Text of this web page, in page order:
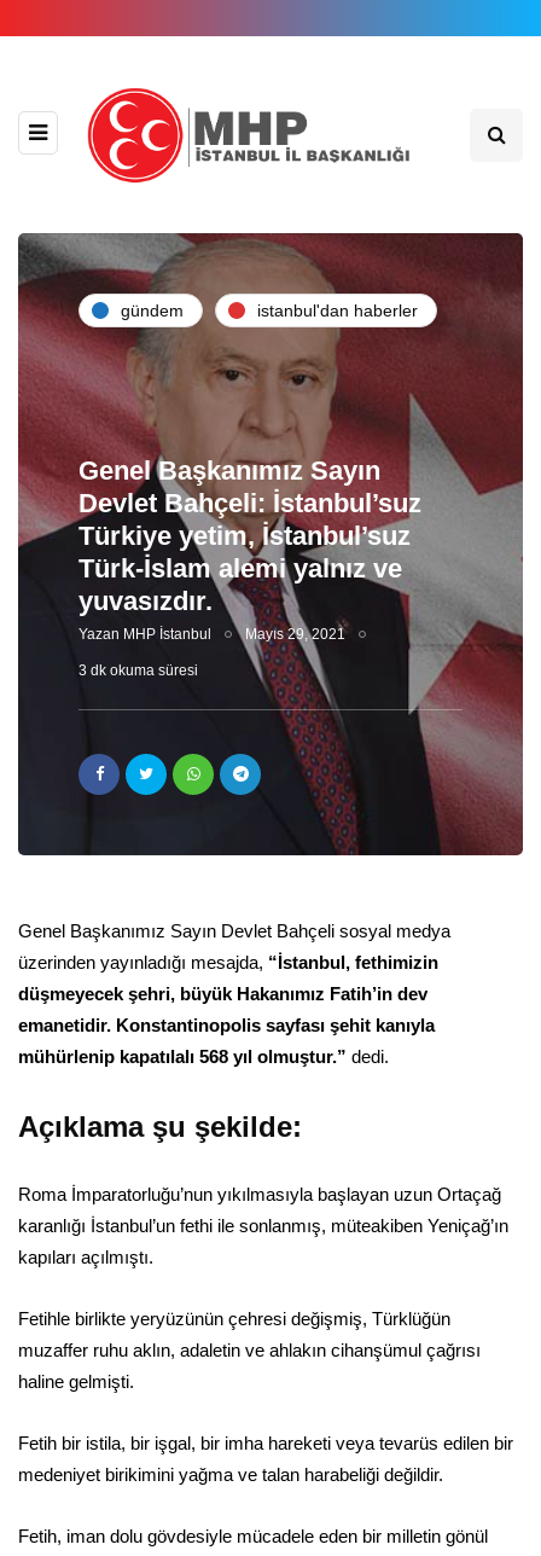
gündem i̇stanbul'dan haberler
Genel Başkanımız Sayın
Devlet Bahçeli: İstanbul’suz
Türkiye yetim, İstanbul’suz
Türk-İslam alemi yalnız ve
yuvasızdır.
Yazan MHP İstanbul Mayıs 29, 2021
3 dk okuma süresi
Genel Başkanımız Sayın Devlet Bahçeli sosyal medya
üzerinden yayınladığı mesajda, “İstanbul, fethimizin
düşmeyecek şehri, büyük Hakanımız Fatih’in dev
emanetidir. Konstantinopolis sayfası şehit kanıyla
mühürlenip kapatılalı 568 yıl olmuştur.” dedi.
Açıklama şu şekilde:
Roma İmparatorluğu’nun yıkılmasıyla başlayan uzun Ortaçağ
karanlığı İstanbul’un fethi ile sonlanmış, müteakiben Yeniçağ’ın
kapıları açılmıştı.
Fetihle birlikte yeryüzünün çehresi değişmiş, Türklüğün
muzaffer ruhu aklın, adaletin ve ahlakın cihanşümul çağrısı
haline gelmişti.
Fetih bir istila, bir işgal, bir imha hareketi veya tevarüs edilen bir
medeniyet birikimini yağma ve talan harabeliği değildir.
Fetih, iman dolu gövdesiyle mücadele eden bir milletin gönül